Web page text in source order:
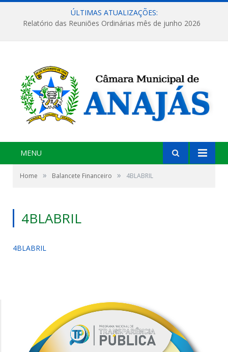
ÚLTIMAS ATUALIZAÇÕES:
Relatório das Reuniões Ordinárias mês de junho 2026
MENU
Home » Balancete Financeiro » 4BLABRIL
4BLABRIL
4BLABRIL